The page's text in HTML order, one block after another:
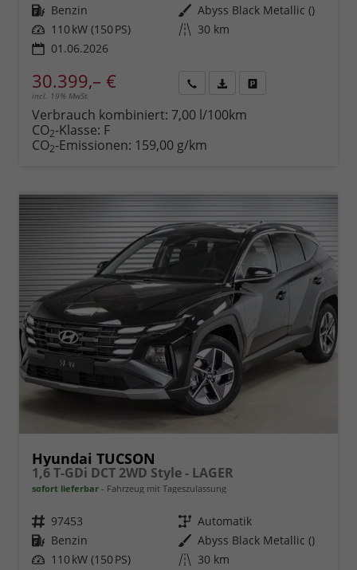
Kraftstoff Benzin Außenfarbe Abyss Black Metallic ()
Leistung 110 kW (150 PS) Kilometerstand 30 km
01.06.2026
30.399,– €
incl. 19% MwSt.
anfordern
Datei,
Verbrauch kombiniert: 7,00 l/100km
CO2-Klasse: F
CO2-Emissionen: 159,00 g/km
Hyundai TUCSON
1,6 T-GDi DCT 2WD Style - LAGER
sofort lieferbar Fahrzeug mit Tageszulassung
Fahrzeugnr. 97453 Getriebe Automatik
Kraftstoff Benzin Außenfarbe Abyss Black Metallic ()
Leistung 110 kW (150 PS) Kilometerstand 30 km